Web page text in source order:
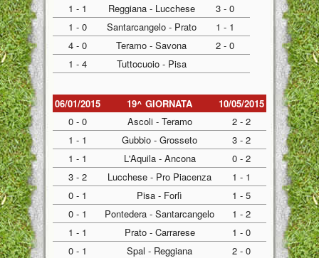
1 - 1
Reggiana - Lucchese
3 - 0
1 - 0
Santarcangelo - Prato
1 - 1
4 - 0
Teramo - Savona
2 - 0
1 - 4
Tuttocuoio - Pisa
06/01/2015 19^ GIORNATA
10/05/2015
0 - 0
Ascoli - Teramo
2 - 2
1 - 1
Gubbio - Grosseto
3 - 2
1 - 1
L'Aquila - Ancona
0 - 2
3 - 2
Lucchese - Pro Piacenza
1 - 1
0 - 1
Pisa - Forlì
1 - 5
0 - 1
Pontedera - Santarcangelo
1 - 2
1 - 1
Prato - Carrarese
1 - 0
0 - 1
Spal - Reggiana
2 - 0